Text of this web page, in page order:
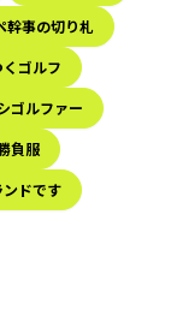
幹事の切り札
ゴルフ
ゴルファー
負服
ドです